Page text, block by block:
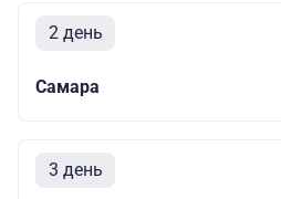
2 день
Самара
3 день